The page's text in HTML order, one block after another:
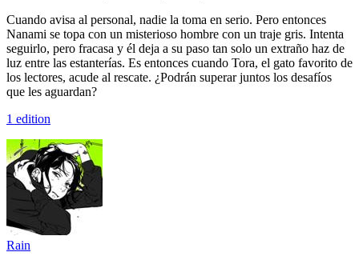
Cuando avisa al personal, nadie la toma en serio. Pero entonces
Nanami se topa con un misterioso hombre con un traje gris. Intenta
seguirlo, pero fracasa y él deja a su paso tan solo un extraño haz de
luz entre las estanterías. Es entonces cuando Tora, el gato favorito de
los lectores, acude al rescate. ¿Podrán superar juntos los desafíos
que les aguardan?
1 edition
Rain